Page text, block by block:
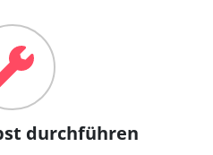
durchführen